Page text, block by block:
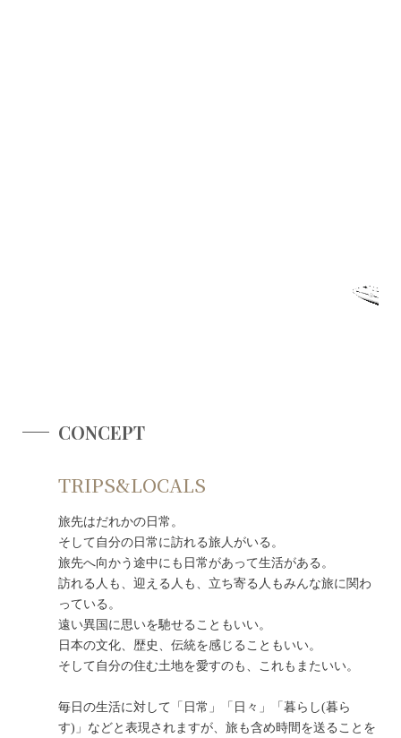
CONCEPT
TRIPS&LOCALS
旅先はだれかの日常。
そして自分の日常に訪れる旅人がいる。
旅先へ向かう途中にも日常があって生活がある。
訪れる人も、迎える人も、立ち寄る人もみんな旅に関わ
っている。
遠い異国に思いを馳せることもいい。
日本の文化、歴史、伝統を感じることもいい。
そして自分の住む土地を愛すのも、これもまたいい。
毎日の生活に対して「日常」「日々」「暮らし(暮ら
す)」などと表現されますが、旅も含め時間を送ることを